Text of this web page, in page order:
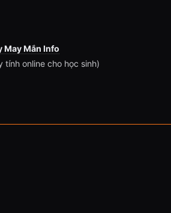
May Mắn Info
tính online cho học sinh)